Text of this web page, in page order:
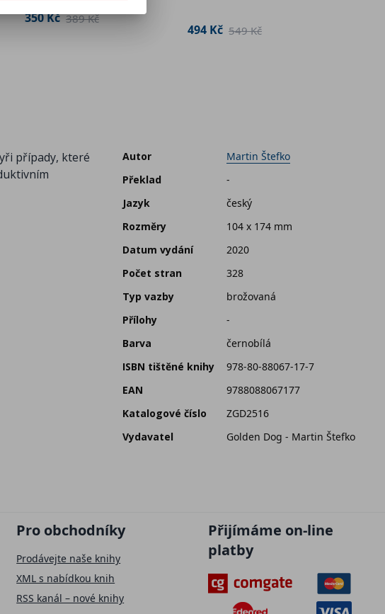
350 Kč 389 Kč
494 Kč 549 Kč
případy, které
Autor
Martin Štefko
Překlad
-
Jazyk
český
Rozměry
104 x 174 mm
Datum vydání
2020
Počet stran
328
Typ vazby
brožovaná
Přílohy
-
Barva
černobílá
ISBN tištěné knihy
978-80-88067-17-7
EAN
9788088067177
Katalogové číslo
ZGD2516
Vydavatel
Golden Dog - Martin Štefko
Pro obchodníky
Prodávejte naše knihy
XML s nabídkou knih
RSS kanál – nové knihy
Přijímáme on-line
platby